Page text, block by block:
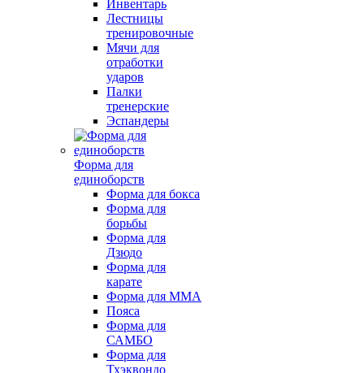
Инвентарь
Лестницы
тренировочные
Мячи для
отработки
ударов
Палки
тренерские
Эспандеры
Форма для
единоборств
Форма для бокса
Форма для
борьбы
Форма для
Дзюдо
Форма для
карате
Форма для MMA
Пояса
Форма для
САМБО
Форма для
Тхэквондо